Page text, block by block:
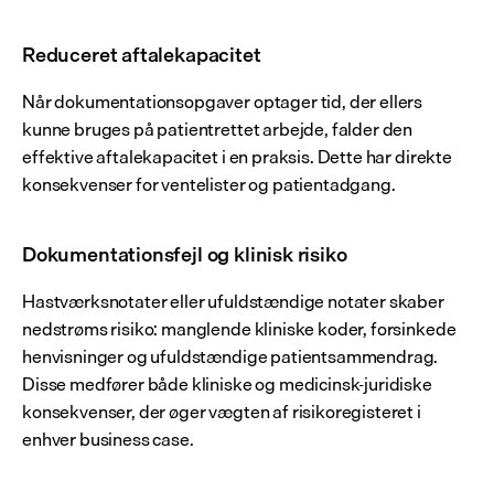
Reduceret aftalekapacitet
Når dokumentationsopgaver optager tid, der ellers
kunne bruges på patientrettet arbejde, falder den
effektive aftalekapacitet i en praksis. Dette har direkte
konsekvenser for ventelister og patientadgang.
Dokumentationsfejl og klinisk risiko
Hastværksnotater eller ufuldstændige notater skaber
nedstrøms risiko: manglende kliniske koder, forsinkede
henvisninger og ufuldstændige patientsammendrag.
Disse medfører både kliniske og medicinsk-juridiske
konsekvenser, der øger vægten af risikoregisteret i
enhver business case.